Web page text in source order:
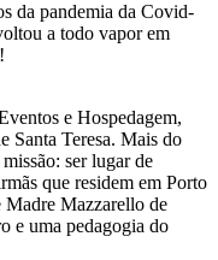
da pandemia da Covid-
a todo vapor em
e Hospedagem,
Santa Teresa. Mais do
ser lugar de
que residem em Porto
Mazzarello de
e uma pedagogia do